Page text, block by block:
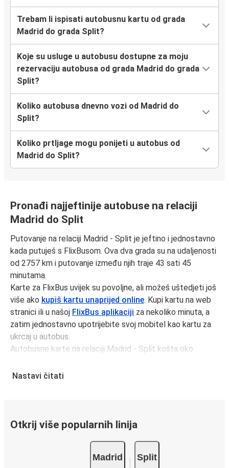
Trebam li ispisati autobusnu kartu od grada
Madrid do grada Split?
Koje su usluge u autobusu dostupne za moju
rezervaciju autobusa od grada Madrid do grada
Split?
Koliko autobusa dnevno vozi od Madrid do
Split?
Koliko prtljage mogu ponijeti u autobus od
Madrid do Split?
Pronađi najjeftinije autobuse na relaciji
Madrid do Split
Putovanje na relaciji Madrid - Split je jeftino i jednostavno
kada putuješ s FlixBusom. Ova dva grada su na udaljenosti
od 2757 km i putovanje između njih traje 43 sati 45
minutama.
Karte za FlixBus uvijek su povoljne, ali možeš uštedjeti još
više ako kupiš kartu unaprijed online. Kupi kartu na web
stranici ili u našoj FlixBus aplikaciji za nekoliko minuta, a
zatim jednostavno upotrijebite svoj mobitel kao kartu za
ukrcaj u autobus.
Autobusne karte na relaciji Madrid - Split košta oko
cijeni od 163,96 € ako rezerviraš unaprijed i/ili izvan
minimalno43 sati 45 minutama.
Nastavi čitati
Otkrij više popularnih linija
Madrid Split